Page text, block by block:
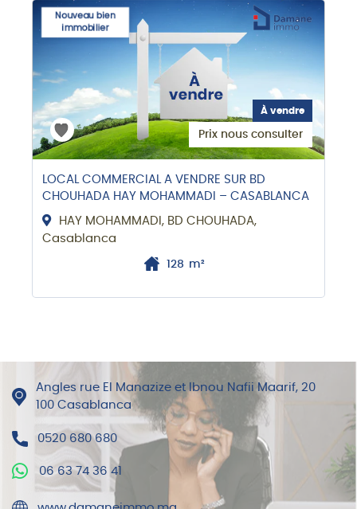
Nouveau bien
immobilier
À vendre
Prix nous consulter
LOCAL COMMERCIAL A VENDRE SUR BD
CHOUHADA HAY MOHAMMADI – CASABLANCA
HAY MOHAMMADI, BD CHOUHADA,
Casablanca
128 m²
Angles rue El Manazize et Ibnou Nafii Maarif, 20
100 Casablanca
0520 680 680
06 63 74 36 41